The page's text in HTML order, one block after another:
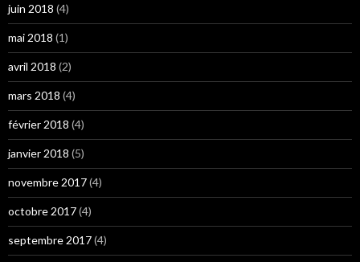
juin 2018 (4)
mai 2018 (1)
avril 2018 (2)
mars 2018 (4)
février 2018 (4)
janvier 2018 (5)
novembre 2017(4)
octobre 2017(4)
septembre 2017(4)